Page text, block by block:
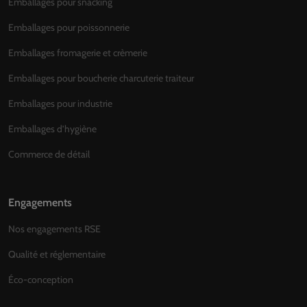
Emballages pour poissonnerie
Emballages fromagerie et crèmerie
Emballages pour boucherie charcuterie traiteur
Emballages pour industrie
Emballages d’hygiène
Commerce de détail
Engagements
Nos engagements RSE
Qualité et réglementaire
Éco-conception